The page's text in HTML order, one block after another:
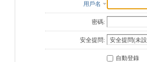
用戶名
密碼:
安全提問:
自動登錄